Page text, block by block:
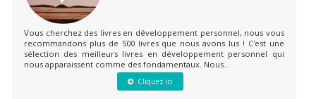
Vous cherchez des livres en développement personnel, nous vous
recommandons plus de 500 livres que nous avons lus ! C'est une
sélection des meilleurs livres en développement personnel qui
nous apparaissent comme des fondamentaux. Nous...
Cliquez ici